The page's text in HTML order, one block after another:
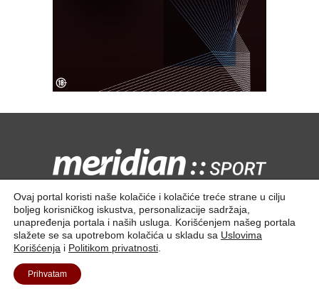
Kontaktirajte nas:redakcija@meridiansport.rs
Ovaj portal koristi naše kolačiće i kolačiće treće strane u cilju
boljeg korisničkog iskustva, personalizacije sadržaja,
unapređenja portala i naših usluga. Korišćenjem našeg portala
slažete se sa upotrebom kolačića u skladu sa Uslovima
Korišćenja i Politikom privatnosti
Prihvatam